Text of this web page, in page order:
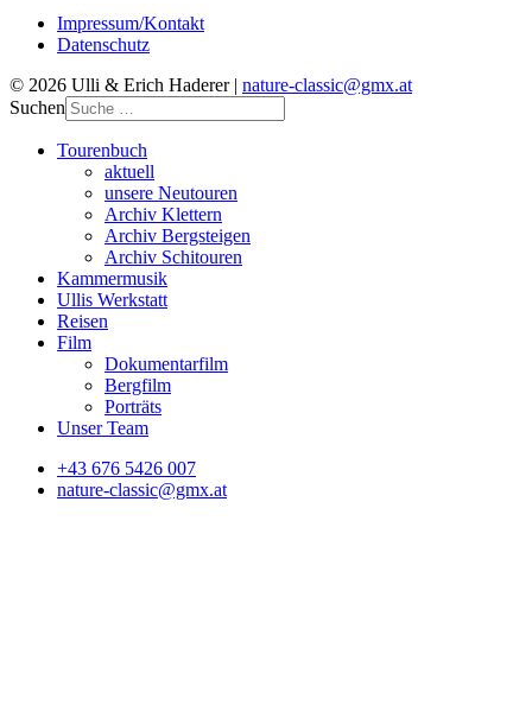
Impressum/Kontakt
Datenschutz
© 2026 Ulli & Erich Haderer | nature-classic@gmx.at
Suchen
Tourenbuch
aktuell
unsere Neutouren
Archiv Klettern
Archiv Bergsteigen
Archiv Schitouren
Kammermusik
Ullis Werkstatt
Reisen
Film
Dokumentarfilm
Bergfilm
Porträts
Unser Team
+43 676 5426 007
nature-classic@gmx.at